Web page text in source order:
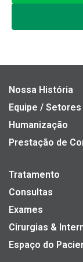
Nossa História
Equipe / Setores
Humanização
Prestação de
Tratamento
Consultas
Exames
Cirurgias &
Espaço do